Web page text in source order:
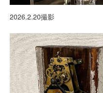
2026.2.20撮影